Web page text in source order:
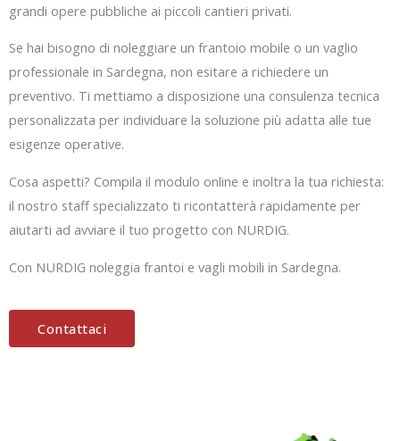
grandi opere pubbliche ai piccoli cantieri privati.
Se hai bisogno di noleggiare un frantoio mobile o un vaglio
professionale in Sardegna, non esitare a richiedere un
preventivo. Ti mettiamo a disposizione una consulenza tecnica
personalizzata per individuare la soluzione più adatta alle tue
esigenze operative.
Cosa aspetti? Compila il modulo online e inoltra la tua richiesta:
il nostro staff specializzato ti ricontatterà rapidamente per
aiutarti ad avviare il tuo progetto con NURDIG.
Con NURDIG noleggia frantoi e vagli mobili in Sardegna.
Contattaci